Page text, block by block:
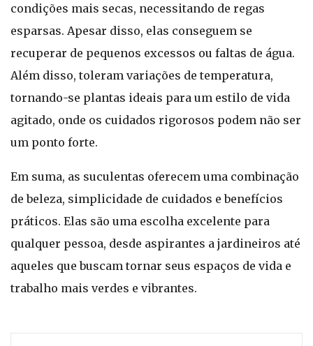
condições mais secas, necessitando de regas
esparsas. Apesar disso, elas conseguem se
recuperar de pequenos excessos ou faltas de água.
Além disso, toleram variações de temperatura,
tornando-se plantas ideais para um estilo de vida
agitado, onde os cuidados rigorosos podem não ser
um ponto forte.
Em suma, as suculentas oferecem uma combinação
de beleza, simplicidade de cuidados e benefícios
práticos. Elas são uma escolha excelente para
qualquer pessoa, desde aspirantes a jardineiros até
aqueles que buscam tornar seus espaços de vida e
trabalho mais verdes e vibrantes.